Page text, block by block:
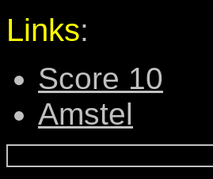
Links:
Score 10
Amstel